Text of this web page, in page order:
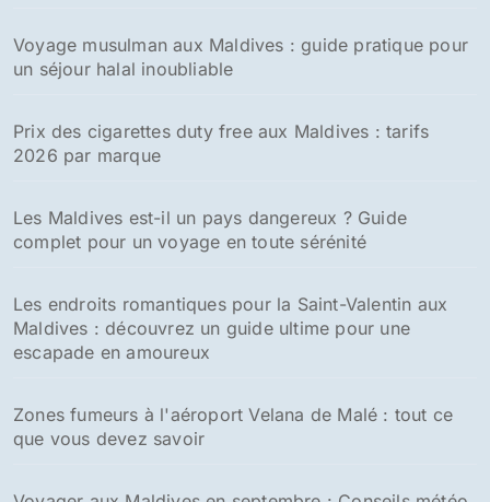
Voyage musulman aux Maldives : guide pratique pour
un séjour halal inoubliable
Prix des cigarettes duty free aux Maldives : tarifs
2026 par marque
Les Maldives est-il un pays dangereux ? Guide
complet pour un voyage en toute sérénité
Les endroits romantiques pour la Saint-Valentin aux
Maldives : découvrez un guide ultime pour une
escapade en amoureux
Zones fumeurs à l'aéroport Velana de Malé : tout ce
que vous devez savoir